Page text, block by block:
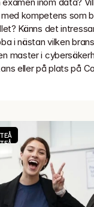
kompetens som
Känns det
i nästan vilken
master i
eller på plats på